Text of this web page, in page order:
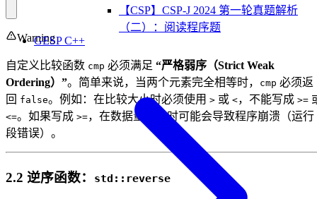
【CSP】CSP-J 2024 第一轮真题解析
（二）：阅读程序题
GESP C++
Warning
自定义比较函数 cmp 必须满足 “严格弱序（Strict Weak
Ordering）”。简单来说，当两个元素完全相等时， cmp 必须返
回 false。例如：在比较大小时必须使用 > 或 <，不能写成 >=
<=。如果写成 >=，在数据量较大时可能会导致程序崩溃（运行
段错误）。
2.2 逆序函数： std::reverse